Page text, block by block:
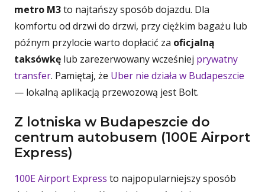
metro M3to najtańszy sposób dojazdu. Dla
komfortu od drzwi do drzwi, przy ciężkim bagażu lub
późnym przylocie warto dopłacić za oficjalną
taksówkę lub zarezerwowany wcześniej prywatny
transfer. Pamiętaj, że Uber nie działa w Budapeszcie
— lokalną aplikacją przewozową jest Bolt.
Z lotniska w Budapeszcie do
centrum autobusem (100E Airport
Express)
100E Airport Express to najpopularniejszy sposób